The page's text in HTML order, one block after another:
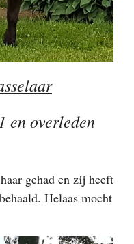
en overleden
gehad en zij heeft
Helaas mocht